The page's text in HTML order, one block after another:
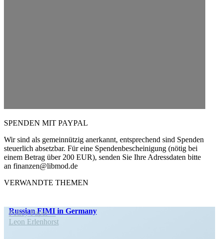
SPENDEN MIT PAYPAL
Wir sind als gemein­nützig anerkannt, entspre­chend sind Spenden
steuerlich absetzbar. Für eine Spenden­be­schei­nigung (nötig bei
einem Betrag über 200 EUR), senden Sie Ihre Adress­daten bitte
an finanzen@libmod.de
VERWANDTE THEMEN
Russian FIMI in Germany
Policy Paper
Leon Erlen­horst